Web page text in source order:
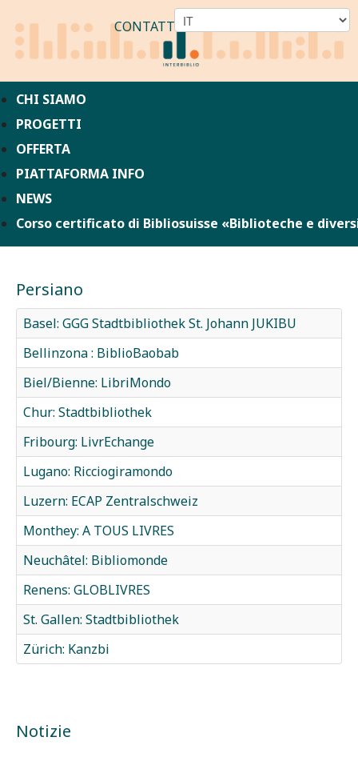
CONTATTO
CHI SIAMO
PROGETTI
OFFERTA
PIATTAFORMA INFO
NEWS
Corso certificato di Bibliosuisse «Biblioteche e
Persiano
Basel: GGG Stadtbibliothek St. Johann JUKIBU
Bellinzona : BiblioBaobab
Biel/Bienne: LibriMondo
Chur: Stadtbibliothek
Fribourg: LivrEchange
Lugano: Ricciogiramondo
Luzern: ECAP Zentralschweiz
Monthey: A TOUS LIVRES
Neuchâtel: Bibliomonde
Renens: GLOBLIVRES
St. Gallen: Stadtbibliothek
Zürich: Kanzbi
Notizie